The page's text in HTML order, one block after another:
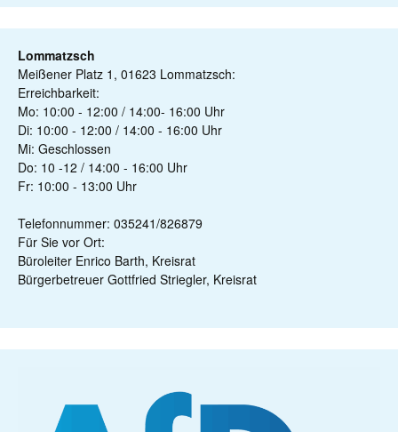
Lommatzsch
Meißener Platz 1, 01623 Lommatzsch:
Erreichbarkeit:
Mo: 10:00 - 12:00 / 14:00- 16:00 Uhr
Di: 10:00 - 12:00 / 14:00 - 16:00 Uhr
Mi: Geschlossen
Do: 10 -12 / 14:00 - 16:00 Uhr
Fr: 10:00 - 13:00 Uhr
Telefonnummer: 035241/826879
Für Sie vor Ort:
Büroleiter Enrico Barth, Kreisrat
Bürgerbetreuer Gottfried Striegler, Kreisrat